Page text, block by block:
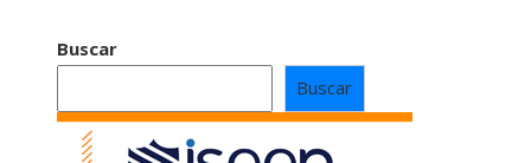
Buscar
Buscar